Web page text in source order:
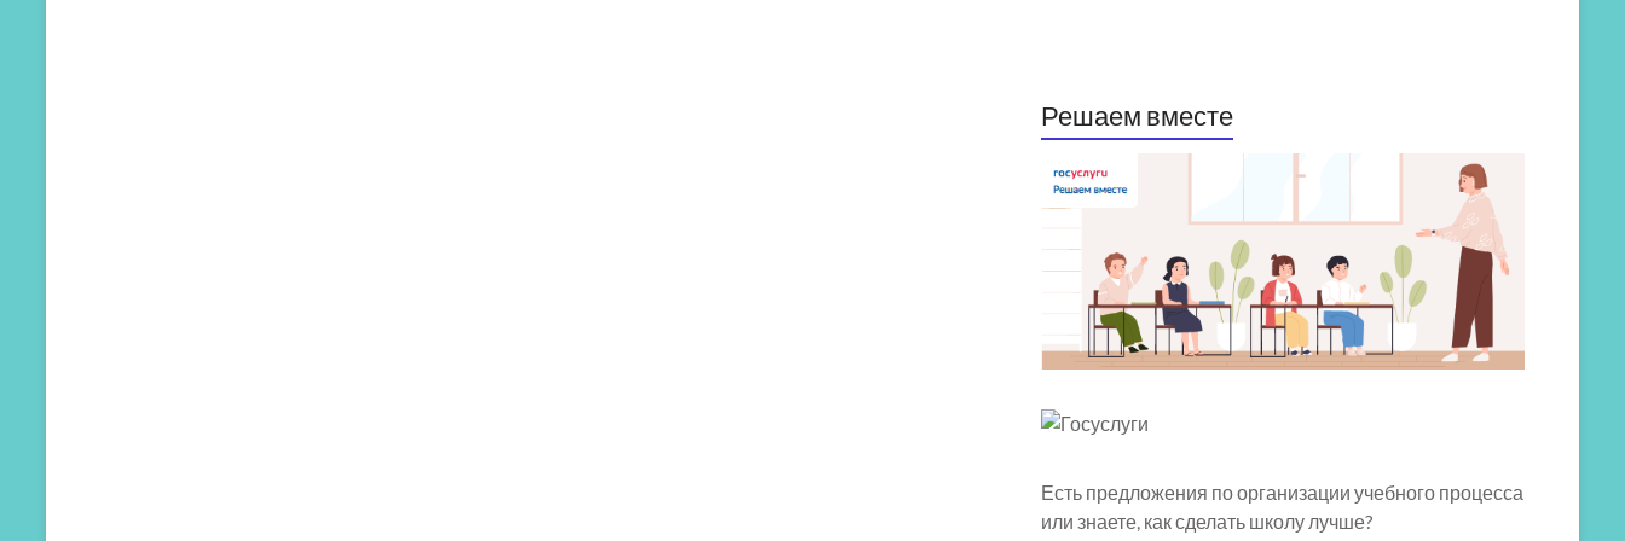
Решаем вместе
Есть предложения по организации учебного процесса
или знаете, как сделать школу лучше?